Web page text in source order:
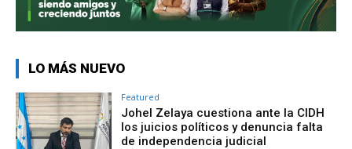
LO MÁS NUEVO
Featured
Johel Zelaya cuestiona ante la CIDH
los juicios políticos y denuncia falta
de independencia judicial